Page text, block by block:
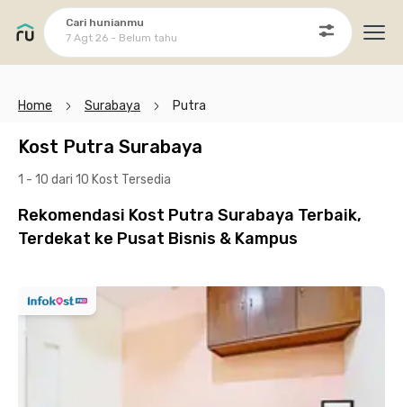
Cari hunianmu
7 Agt 26 - Belum tahu
Home Surabaya Putra
Kost Putra Surabaya
1 - 10 dari 10 Kost Tersedia
Rekomendasi Kost Putra Surabaya Terbaik,
Terdekat ke Pusat Bisnis & Kampus